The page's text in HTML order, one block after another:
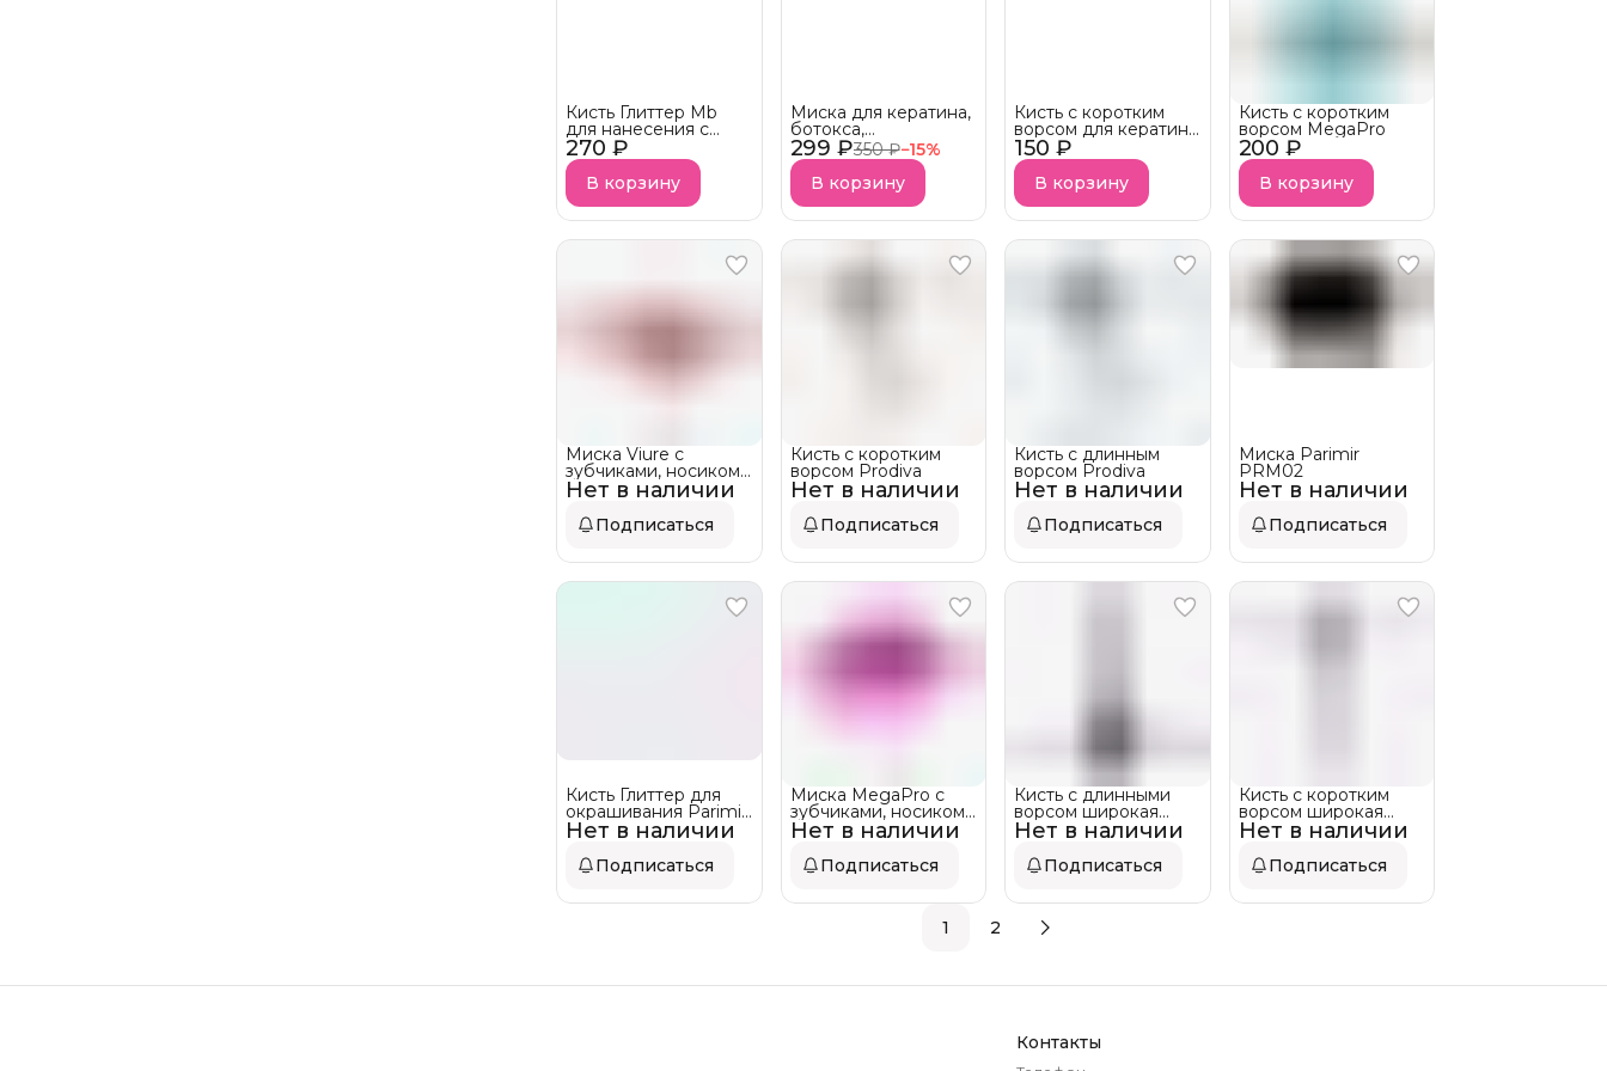
270 ₽
Кисть Глиттер Mb
для нанесения с
мягким ворсом
Глиттер
В корзину
299 ₽350 ₽−15%
Миска для кератина,
ботокса,
нанопластики и
краски с ручками
Глитерр
В корзину
150 ₽
Кисть с коротким
ворсом для кератина
Keratin Tools
В корзину
200 ₽
Кисть с коротким
ворсом MegaPro
В корзину
Нет в наличии
Миска Viure с
зубчиками, носиком
и мерной шкалой
Подписаться
Нет в наличии
Кисть с коротким
ворсом Prodiva
Подписаться
Нет в наличии
Кисть с длинным
ворсом Prodiva
Подписаться
Нет в наличии
Миска Parimir
PRM02
Подписаться
Нет в наличии
Кисть Глиттер для
окрашивания Parimir
PRCT01
Подписаться
Нет в наличии
Миска MegaPro с
зубчиками, носиком
и мерной шкалой
Подписаться
Нет в наличии
Кисть с длинными
ворсом широкая
MegaPro
Подписаться
Нет в наличии
Кисть с коротким
ворсом широкая
LAmari
Подписаться
1 2
Контакты